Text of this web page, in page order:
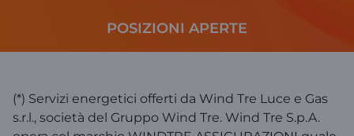
POSIZIONI APERTE
(*) Servizi energetici offerti da Wind Tre Luce e Gas
s.r.l., società del Gruppo Wind Tre. Wind Tre S.p.A.